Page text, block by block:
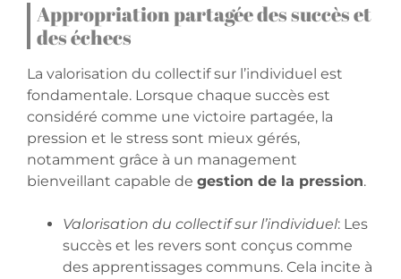
Appropriation partagée des succès et
des échecs
La valorisation du collectif sur l’individuel est
fondamentale. Lorsque chaque succès est
considéré comme une victoire partagée, la
pression et le stress sont mieux gérés,
notamment grâce à un management
bienveillant capable de gestion de la pression.
Valorisation du collectif sur l’individuel: Les
succès et les revers sont conçus comme
des apprentissages communs. Cela incite à